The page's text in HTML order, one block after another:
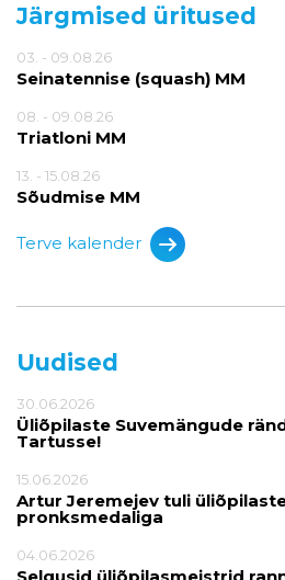
Järgmised üritused
03. - 09.08.26
Seinatennise (squash) MM
08. - 09.08.26
Triatloni MM
13. - 15.08.26
Sõudmise MM
Terve kalender
Uudised
30.06.2026
Üliõpilaste Suvemängude
Tartusse!
15.06.2026
Artur Jeremejev tuli
pronksmedaliga
04.06.2026